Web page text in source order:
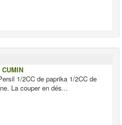
CUMIN
1/2CC de paprika 1/2CC de
La couper en dés...